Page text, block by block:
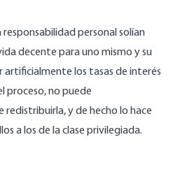
personal solían
decente para uno mismo y su
artificialmente los tasas de interés
proceso, no puede
redistribuirla, y de hecho lo hace
a los de la clase privilegiada.